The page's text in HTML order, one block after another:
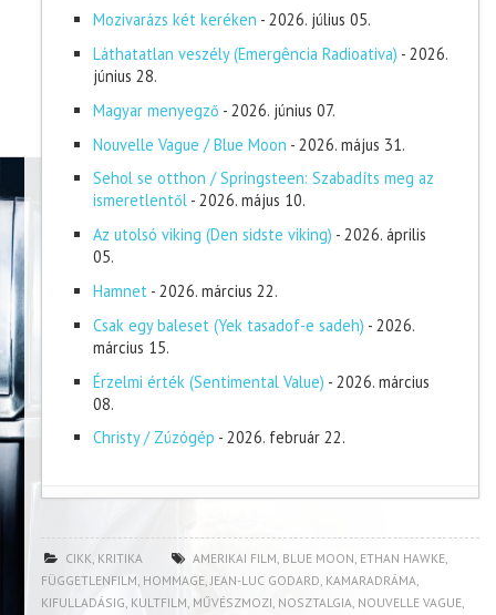
Mozivarázs két keréken - 2026. július 05.
Láthatatlan veszély (Emergência Radioativa) - 2026.
június 28.
Magyar menyegző - 2026. június 07.
Nouvelle Vague / Blue Moon - 2026. május 31.
Sehol se otthon / Springsteen: Szabadíts meg az
ismeretlentől - 2026. május 10.
Az utolsó viking (Den sidste viking) - 2026. április
05.
Hamnet - 2026. március 22.
Csak egy baleset (Yek tasadof-e sadeh) - 2026.
március 15.
Érzelmi érték (Sentimental Value) - 2026. március
08.
Christy / Zúzógép - 2026. február 22.
CIKK, KRITIKA AMERIKAI FILM, BLUE MOON, ETHAN HAWKE,
FÜGGETLENFILM, HOMMAGE,JEAN-LUC GODARD, KAMARADRÁMA,
KIFULLADÁSIG, KULTFILM, MŰVÉSZMOZI, NOSZTALGIA, NOUVELLE VAGUE,